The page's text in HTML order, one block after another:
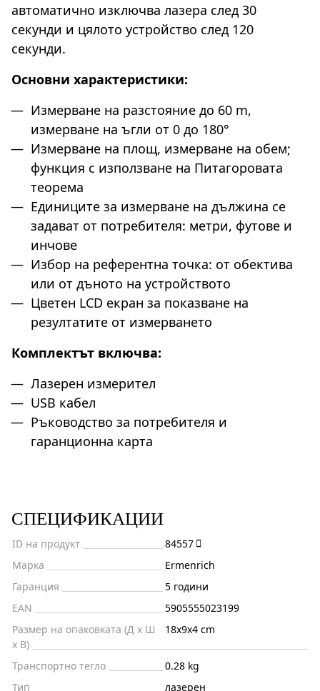
автоматично изключва лазера след 30
секунди и цялото устройство след 120
секунди.
Основни характеристики:
Измерване на разстояние до 60 m,
измерване на ъгли от 0 до 180°
Измерване на площ, измерване на обем;
функция с използване на Питагоровата
теорема
Единиците за измерване на дължина се
задават от потребителя: метри, футове и
инчове
Избор на референтна точка: от обектива
или от дъното на устройството
Цветен LCD екран за показване на
резултатите от измерването
Комплектът включва:
Лазерен измерител
USB кабел
Ръководство за потребителя и
гаранционна карта
СПЕЦИФИКАЦИИ
ID на продукт
84557
Марка
Ermenrich
Гаранция
5 години
EAN
5905555023199
Размер на опаковката (Д x Ш
x В)
18x9x4 cm
Транспортно тегло
0.28 kg
Тип
лазерен